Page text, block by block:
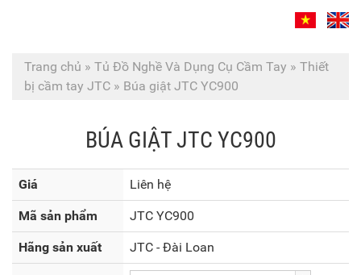
Trang chủ » Tủ Đồ Nghề Và Dụng Cụ Cầm Tay » Thiết
bị cầm tay JTC » Búa giật JTC YC900
BÚA GIẬT JTC YC900
Giá Liên hệ
Mã sản phẩm JTC YC900
Hãng sản xuất JTC - Đài Loan